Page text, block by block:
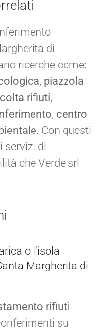
di
ricerche come:
, piazzola
rifiuti,
, centro
. Con questi
servizi di
che Verde srl
o l'isola
Margherita di
rifiuti
su